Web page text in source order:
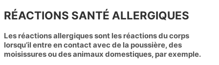
RÉACTIONS SANTÉ ALLERGIQUES
Les réactions allergiques sont les réactions du corps
lorsqu’il entre en contact avec de la poussière, des
moisissures ou des animaux domestiques, par exemple.